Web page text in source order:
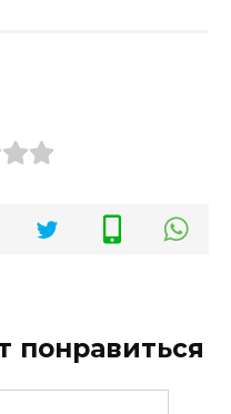
понравиться